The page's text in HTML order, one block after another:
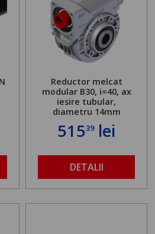
Reductor melcat
modular B30, i=40, ax
iesire tubular,
diametru 14mm
51539lei
DETALII